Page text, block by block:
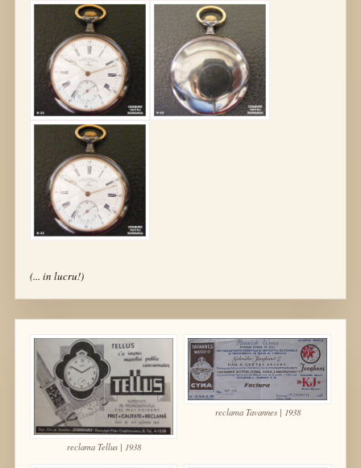
(... in lucru!)
reclama Tellus | 1938
reclama Tavannes | 1938